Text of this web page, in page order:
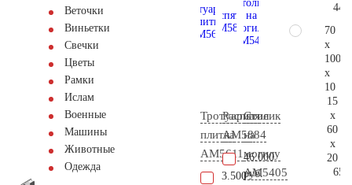
Веточки
Виньетки
Свечки
Цветы
Рамки
Ислам
Военные
Машины
Животные
Одежда
Тротуарная
плитка
AM5611
3.500
Распятие
AM5884
46.000
руб.
Столик
на
могилу
AM5405
70
x
100
x
10
15
x
60
x
20